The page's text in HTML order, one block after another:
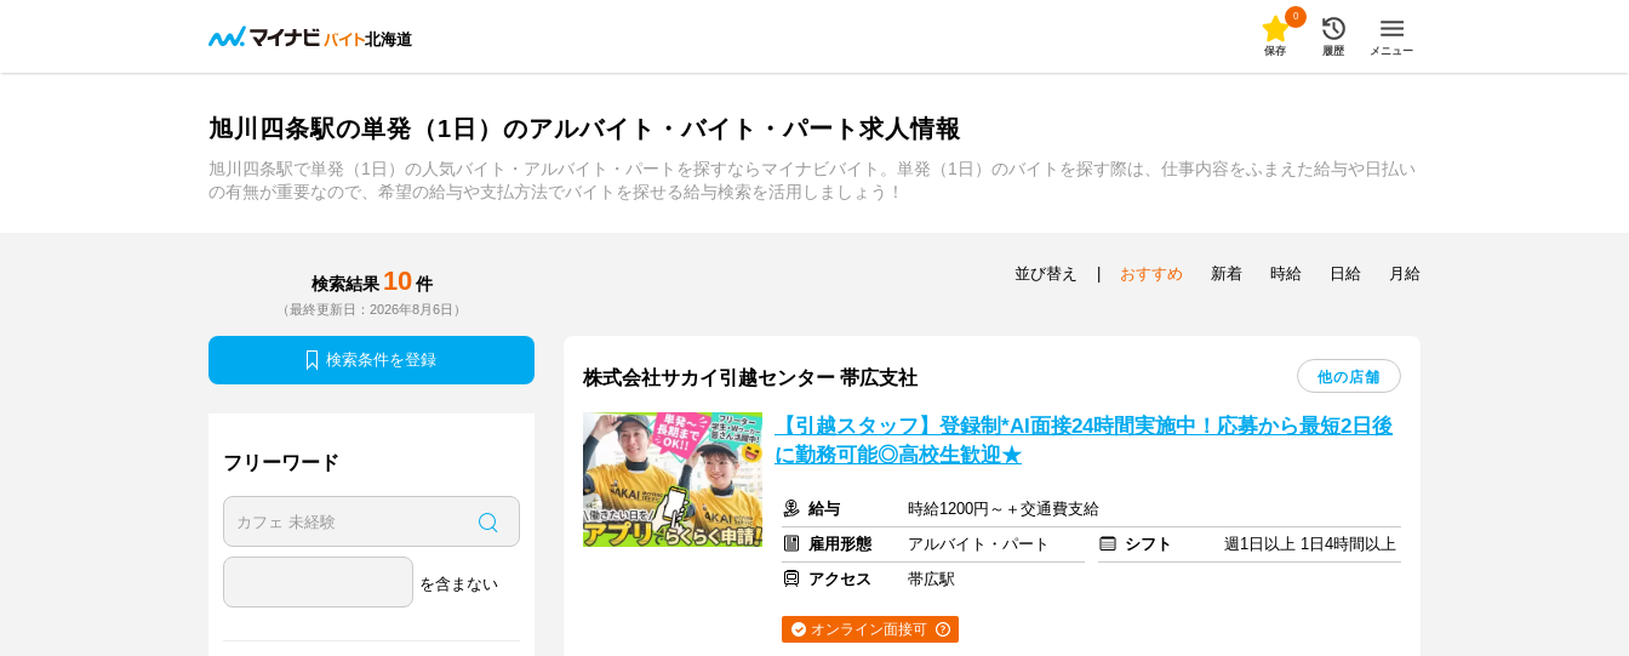
北海道
0
保存 履歴 メニュー
旭川四条駅の単発（1日）のアルバイト・バイト・パート求人情報
旭川四条駅で単発（1日）の人気バイト・アルバイト・パートを探すならマイナビバイト。単発（1日）のバイトを探す際は、仕事内容をふまえた給与や日払い
の有無が重要なので、希望の給与や支払方法でバイトを探せる給与検索を活用しましょう！
検索結果 10 件
（最終更新日：2026年8月6日）
検索条件を登録
フリーワード
を含まない
並び替え おすすめ 新着 時給 日給 月給
株式会社サカイ引越センター 帯広支社 他の店舗
【引越スタッフ】登録制*AI面接24時間実施中！応募から最短2日後
に勤務可能◎高校生歓迎★
給与
時給1200円～＋交通費支給
雇用形態
アルバイト・パート シフト
週1日以上 1日4時間以上
アクセス
帯広駅
オンライン面接可